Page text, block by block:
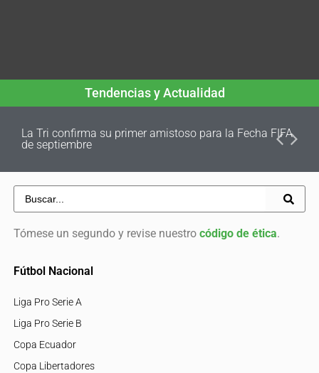
Tendencias y Actualidad
La Tri confirma su primer amistoso para la Fecha FIFA
de septiembre
Tómese un segundo y revise nuestro código de ética.
Fútbol Nacional
Liga Pro Serie A
Liga Pro Serie B
Copa Ecuador
Copa Libertadores